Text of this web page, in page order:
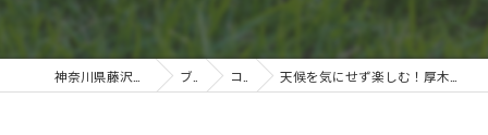
ブログ コラム 天候を気にせず楽しむ！厚木市鳶尾でインドアゴルフスクールに通おう